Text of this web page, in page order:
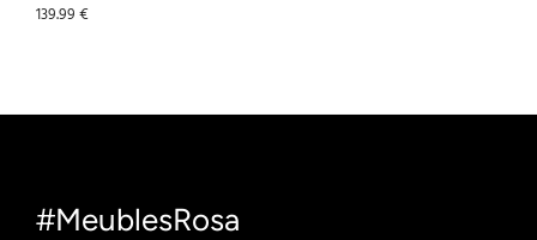
139.99€
#MeublesRosa